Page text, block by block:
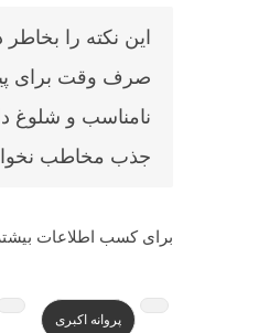
این نکته را
صرف وقت برای
نامناسب و شلوغ
جذب مخاطب
برای کسب اطلاعات بیشتر
پروانه اکبری